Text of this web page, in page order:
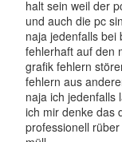
halt sein weil der
und auch die pc
naja jedenfalls bei
fehlerhaft auf den
grafik fehlern
fehlern aus
naja ich jedenfalls
ich mir denke das
professionell